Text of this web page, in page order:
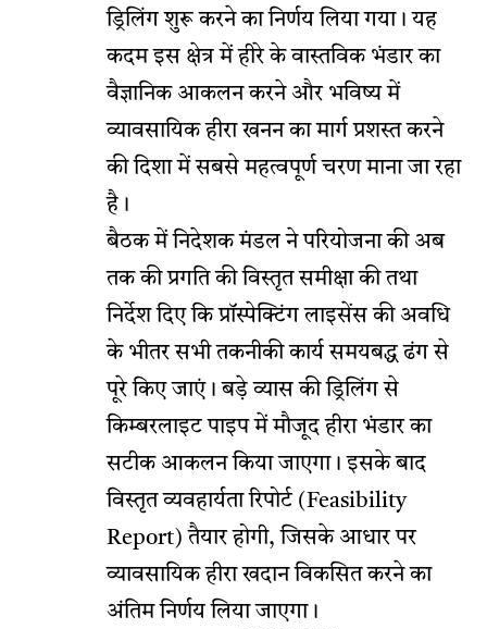
ड्रिलिंग शुरू करने का निर्णय लिया गया। यह
कदम इस क्षेत्र में हीरे के वास्तविक भंडार का
वैज्ञानिक आकलन करने और भविष्य में
व्यावसायिक हीरा खनन का मार्ग प्रशस्त करने
की दिशा में सबसे महत्वपूर्ण चरण माना जा रहा
है।
बैठक में निदेशक मंडल ने परियोजना की अब
तक की प्रगति की विस्तृत समीक्षा की तथा
निर्देश दिए कि प्रॉस्पेक्टिंग लाइसेंस की अवधि
के भीतर सभी तकनीकी कार्य समयबद्ध ढंग से
पूरे किए जाएं। बड़े व्यास की ड्रिलिंग से
किम्बरलाइट पाइप में मौजूद हीरा भंडार का
सटीक आकलन किया जाएगा। इसके बाद
विस्तृत व्यवहार्यता रिपोर्ट (Feasibility
Report) तैयार होगी, जिसके आधार पर
व्यावसायिक हीरा खदान विकसित करने का
अंतिम निर्णय लिया जाएगा।